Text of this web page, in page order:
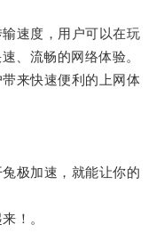
速度，用户可以在玩
、流畅的网络体验。
来快速便利的上网体
极加速，就能让你的
！。